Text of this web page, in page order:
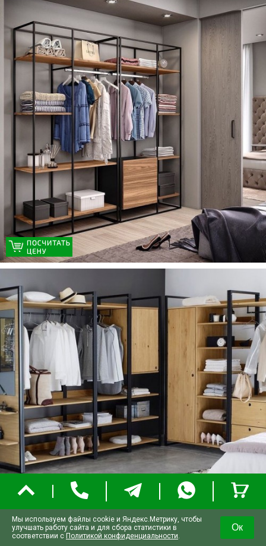
Мы используем файлы cookie и Яндекс.Метрику, чтобы
улучшать работу сайта и для сбора статистики в
соответствии с Политикой конфиденциальности.
Ок